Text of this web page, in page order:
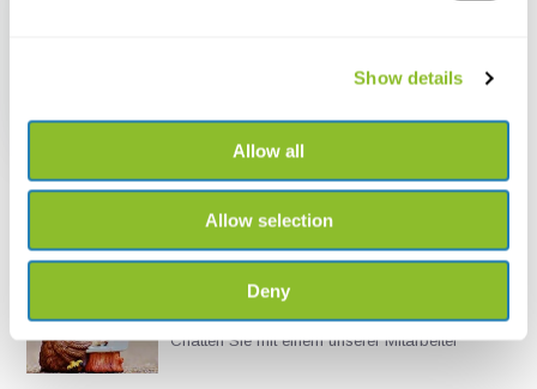
Show details
Allow all
Allow selection
Deny
€ 3,77
Chatten Sie mit einem unserer Mitarbeiter